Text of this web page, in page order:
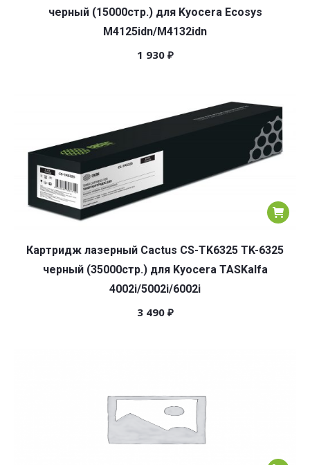
черный (15000стр.) для Kyocera Ecosys
M4125idn/M4132idn
1 930 ₽
Картридж лазерный Cactus CS-TK6325 TK-6325
черный (35000стр.) для Kyocera TASKalfa
4002i/5002i/6002i
3 490 ₽